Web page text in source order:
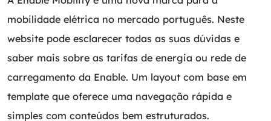
mobilidade elétrica no mercado português. Neste
website pode esclarecer todas as suas dúvidas e
saber mais sobre as tarifas de energia ou rede de
carregamento da Enable. Um layout com base em
template que oferece uma navegação rápida e
simples com conteúdos bem estruturados.